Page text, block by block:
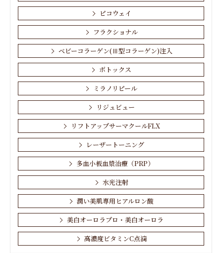
ピコウェイ
フラクショナル
ベビーコラーゲン(Ⅲ型コラーゲン)注入
ボトックス
ミラノリピール
リジュビュー
リフトアップサーマクールFLX
レーザートーニング
多血小板血漿治療（PRP）
水光注射
潤い美肌専用ヒアルロン酸
美白オーロラプロ・美白オーロラ
高濃度ビタミンC点滴